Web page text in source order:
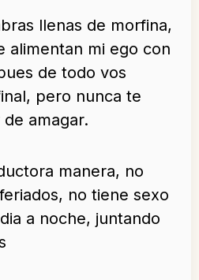
llenas de morfina,
alimentan mi ego con
de todo vos
pero nunca te
amagar.
manera, no
no tiene sexo
a noche, juntando